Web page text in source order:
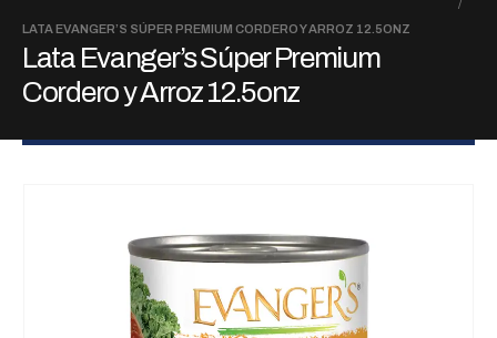
LATA EVANGER’S SÚPER PREMIUM CORDERO Y ARROZ 12.5ONZ
Lata Evanger’s Súper Premium
Cordero y Arroz 12.5onz